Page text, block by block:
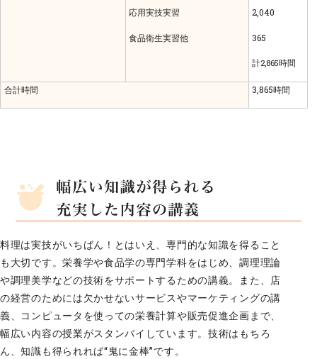
応用実技実習 2,040
食品衛生実習他 365
計2,865時間
合計時間 3,865時間
料理は実技がいちばん！とはいえ、専門的な知識を得ること
も大切です。栄養学や食品学の専門学科をはじめ、調理理論
や調理美学などの技術をサポートするための講義。また、店
の経営のためには欠かせないサービスやマーケティングの講
義、コンピュータを使っての栄養計算や販売促進企画まで、
幅広い内容の授業がスタンバイしています。技術はもちろ
ん、知識も得られれば“鬼に金棒”です。